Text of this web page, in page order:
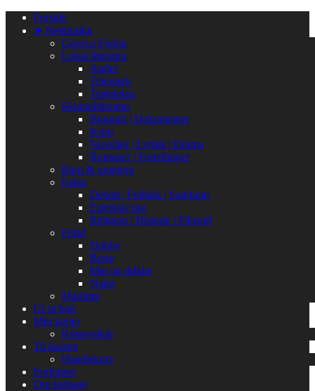
Forside
➤ Nettbutikk
Gaveca Forlag
Lokal litteratur
Agder
Telemark
Trøndelag
Skjønnlitteratur
Biografi | Dokumenter
Krim
Noveller | Lyrikk | Drama
Romaner | Fortellinger
Barn & ungdom
Fakta
Debatt | Politikk | Samfunn
Estetiske fag
Religion | Historie | Filosofi
Fritid
Hobby
Reise
Mat og drikke
Natur
Maritimt
Gi ut bok
Min konto
Kjøpsvilkår
Til kassen
Handlekurv
Forfattere
Om forlaget